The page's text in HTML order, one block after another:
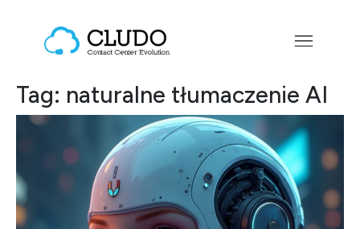
Main Navigation
Tag: naturalne tłumaczenie AI